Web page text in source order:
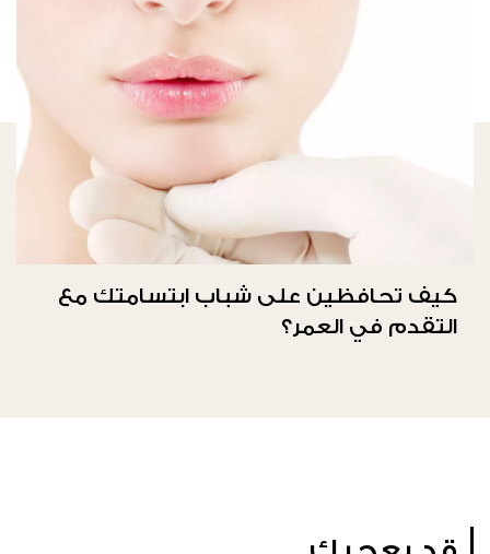
كيف تحافظين على شباب ابتسامتك مع
التقدم في العمر؟